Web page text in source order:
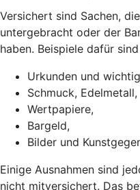
Versichert sind Sachen,
untergebracht oder der
haben. Beispiele dafür sind
Urkunden und
Schmuck, Edelmetall,
Wertpapiere,
Bargeld,
Bilder und
Einige Ausnahmen sind
nicht mitversichert. Das